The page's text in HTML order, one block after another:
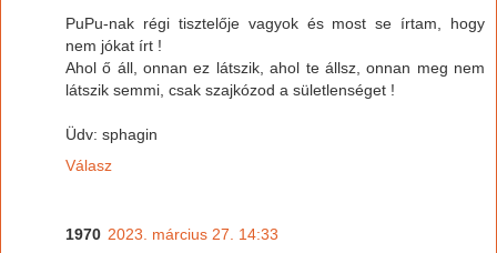
PuPu-nak régi tisztelője vagyok és most se írtam, hogy
nem jókat írt !
Ahol ő áll, onnan ez látszik, ahol te állsz, onnan meg nem
látszik semmi, csak szajkózod a sületlenséget !
Üdv: sphagin
Válasz
1970 2023. március 27. 14:33